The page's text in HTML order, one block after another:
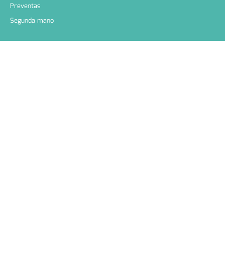
Preventas
Segunda mano